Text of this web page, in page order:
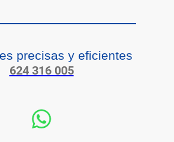
precisas y eficientes
624 316 005